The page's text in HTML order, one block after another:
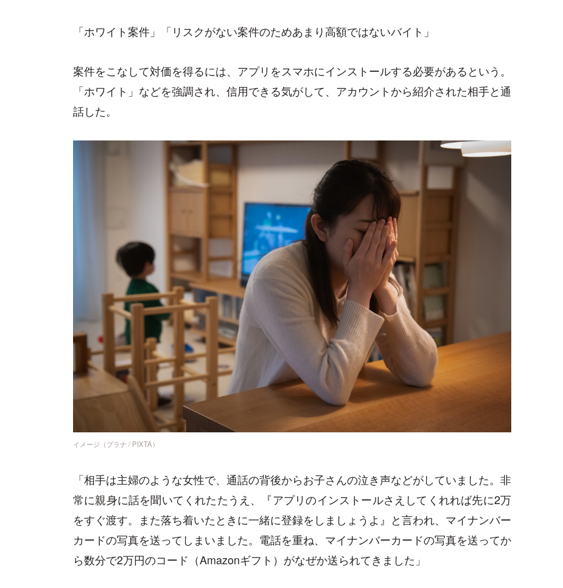
「ホワイト案件」「リスクがない案件のためあまり高額ではないバイト」
案件をこなして対価を得るには、アプリをスマホにインストールする必要があるという。
「ホワイト」などを強調され、信用できる気がして、アカウントから紹介された相手と通
話した。
イメージ（プラナ / PIXTA）
「相手は主婦のような女性で、通話の背後からお子さんの泣き声などがしていました。非
常に親身に話を聞いてくれたたうえ、『アプリのインストールさえしてくれれば先に2万
をすぐ渡す。また落ち着いたときに一緒に登録をしましょうよ』と言われ、マイナンバー
カードの写真を送ってしまいました。電話を重ね、マイナンバーカードの写真を送ってか
ら数分で2万円のコード（Amazonギフト）がなぜか送られてきました」